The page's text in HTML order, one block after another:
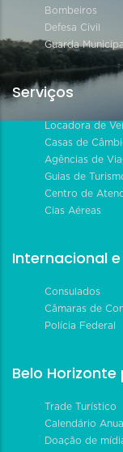
Bombeiros
Defesa Civil
Guarda Municipal
Serviços
Locadora de
Casas de
Agências de
Guias de
Centro de
Cias Aéreas
Internacional
Consulados
Câmaras de
Polícia Federal
Belo
Trade Turístico
Calendário
Doação de